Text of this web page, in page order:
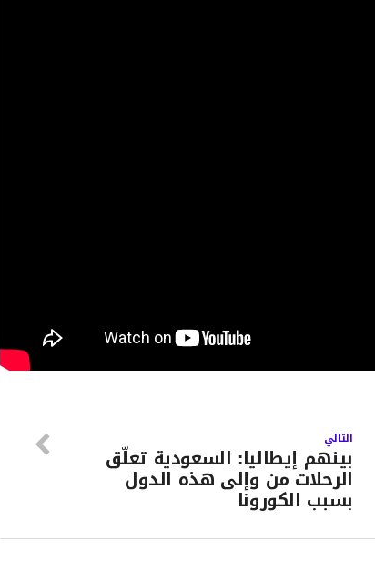
التالي
بينهم إيطاليا: السعودية تعلّق
الرحلات من وإلى هذه الدول
بسبب الكورونا